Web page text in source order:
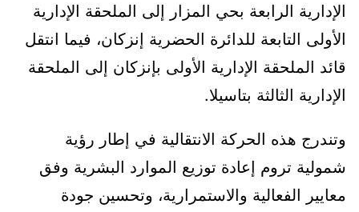
الإدارية الرابعة بحي المزار إلى الملحقة الإدارية
الأولى التابعة للدائرة الحضرية إنزكان، فيما انتقل
قائد الملحقة الإدارية الأولى بإنزكان إلى الملحقة
الإدارية الثالثة بتاسيلا.
وتندرج هذه الحركة الانتقالية في إطار رؤية
شمولية تروم إعادة توزيع الموارد البشرية وفق
معايير الفعالية والاستمرارية، وتحسين جودة